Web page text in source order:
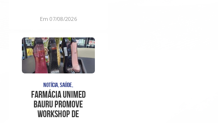
Em 07/08/2026
NOTÍCIA, SAÚDE,
Farmácia Unimed
Bauru promove
Workshop de